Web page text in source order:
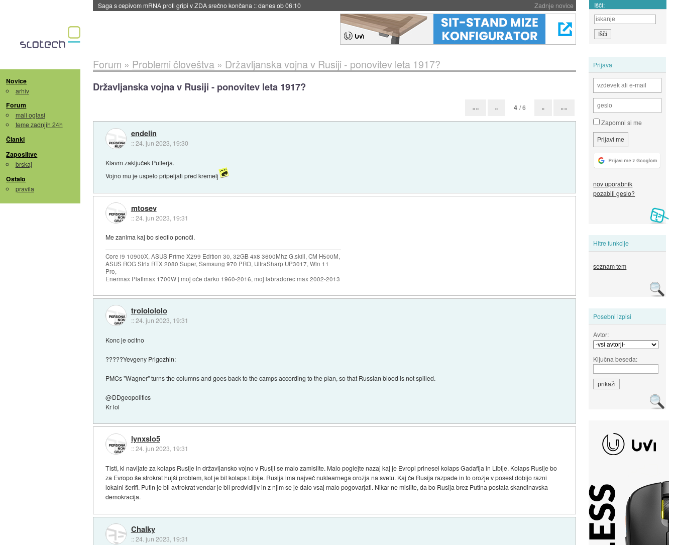
Zadnje novice
BMW v vozilih začel predvajati reklame::danes ob 06:09 Išči:
Novice
arhiv
Forum
mali oglasi
teme zadnjih 24h
Članki
Zaposlitve
brskaj
Ostalo
pravila
Prijava
Zapomni si me
nov uporabnik
pozabili geslo?
Hitre funkcije
seznam tem
Posebni izpisi
Avtor:
Ključna beseda:
Forum » Problemi človeštva» Državljanska vojna v Rusiji - ponovitev leta 1917?
Državljanska vojna v Rusiji - ponovitev leta 1917?
«« « 4 / 6 » »»
endelin
::24. jun 2023, 19:30
Klavrn zaključek Putlerja.
Vojno mu je uspelo pripeljati pred kremelj
mtosev
::24. jun 2023, 19:31
Me zanima kaj bo sledilo ponoči.
Core i9 10900X, ASUS Prime X299 Edition 30, 32GB 4x8 3600Mhz G.skill, CM H500M,
ASUS ROG Strix RTX 2080 Super, Samsung 970 PRO, UltraSharp UP3017, Win 11
Pro,
Enermax Platimax 1700W | moj oče darko 1960-2016, moj labradorec max 2002-2013
trololololo
::24. jun 2023, 19:31
Konc je ocitno
?????Yevgeny Prigozhin:
PMCs "Wagner" turns the columns and goes back to the camps according to the plan, so that Russian blood is not spilled.
@DDgeopolitics
Kr lol
lynxslo5
::24. jun 2023, 19:31
Tisti, ki navijate za kolaps Rusije in državljansko vojno v Rusiji se malo zamislite. Malo poglejte nazaj kaj je Evropi prinesel kolaps Gadafija in Libije. Kolaps Rusije bo
za Evropo še strokrat hujši problem, kot je bil kolaps Libije. Rusija ima največ nuklearnega orožja na svetu. Kaj če Rusija razpade in to orožje v posest dobijo razni
lokalni šerifi. Putin je bil avtrokrat vendar je bil predvidljiv in z njim se je dalo vsaj malo pogovarjati. Nikar ne mislite, da bo Rusija brez Putina postala skandinavska
demokracija.
Chalky
::24. jun 2023, 19:31